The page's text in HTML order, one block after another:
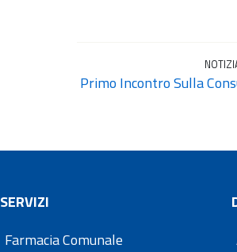
Primo Incontro Sulla
SERVIZI
Farmacia Comunale